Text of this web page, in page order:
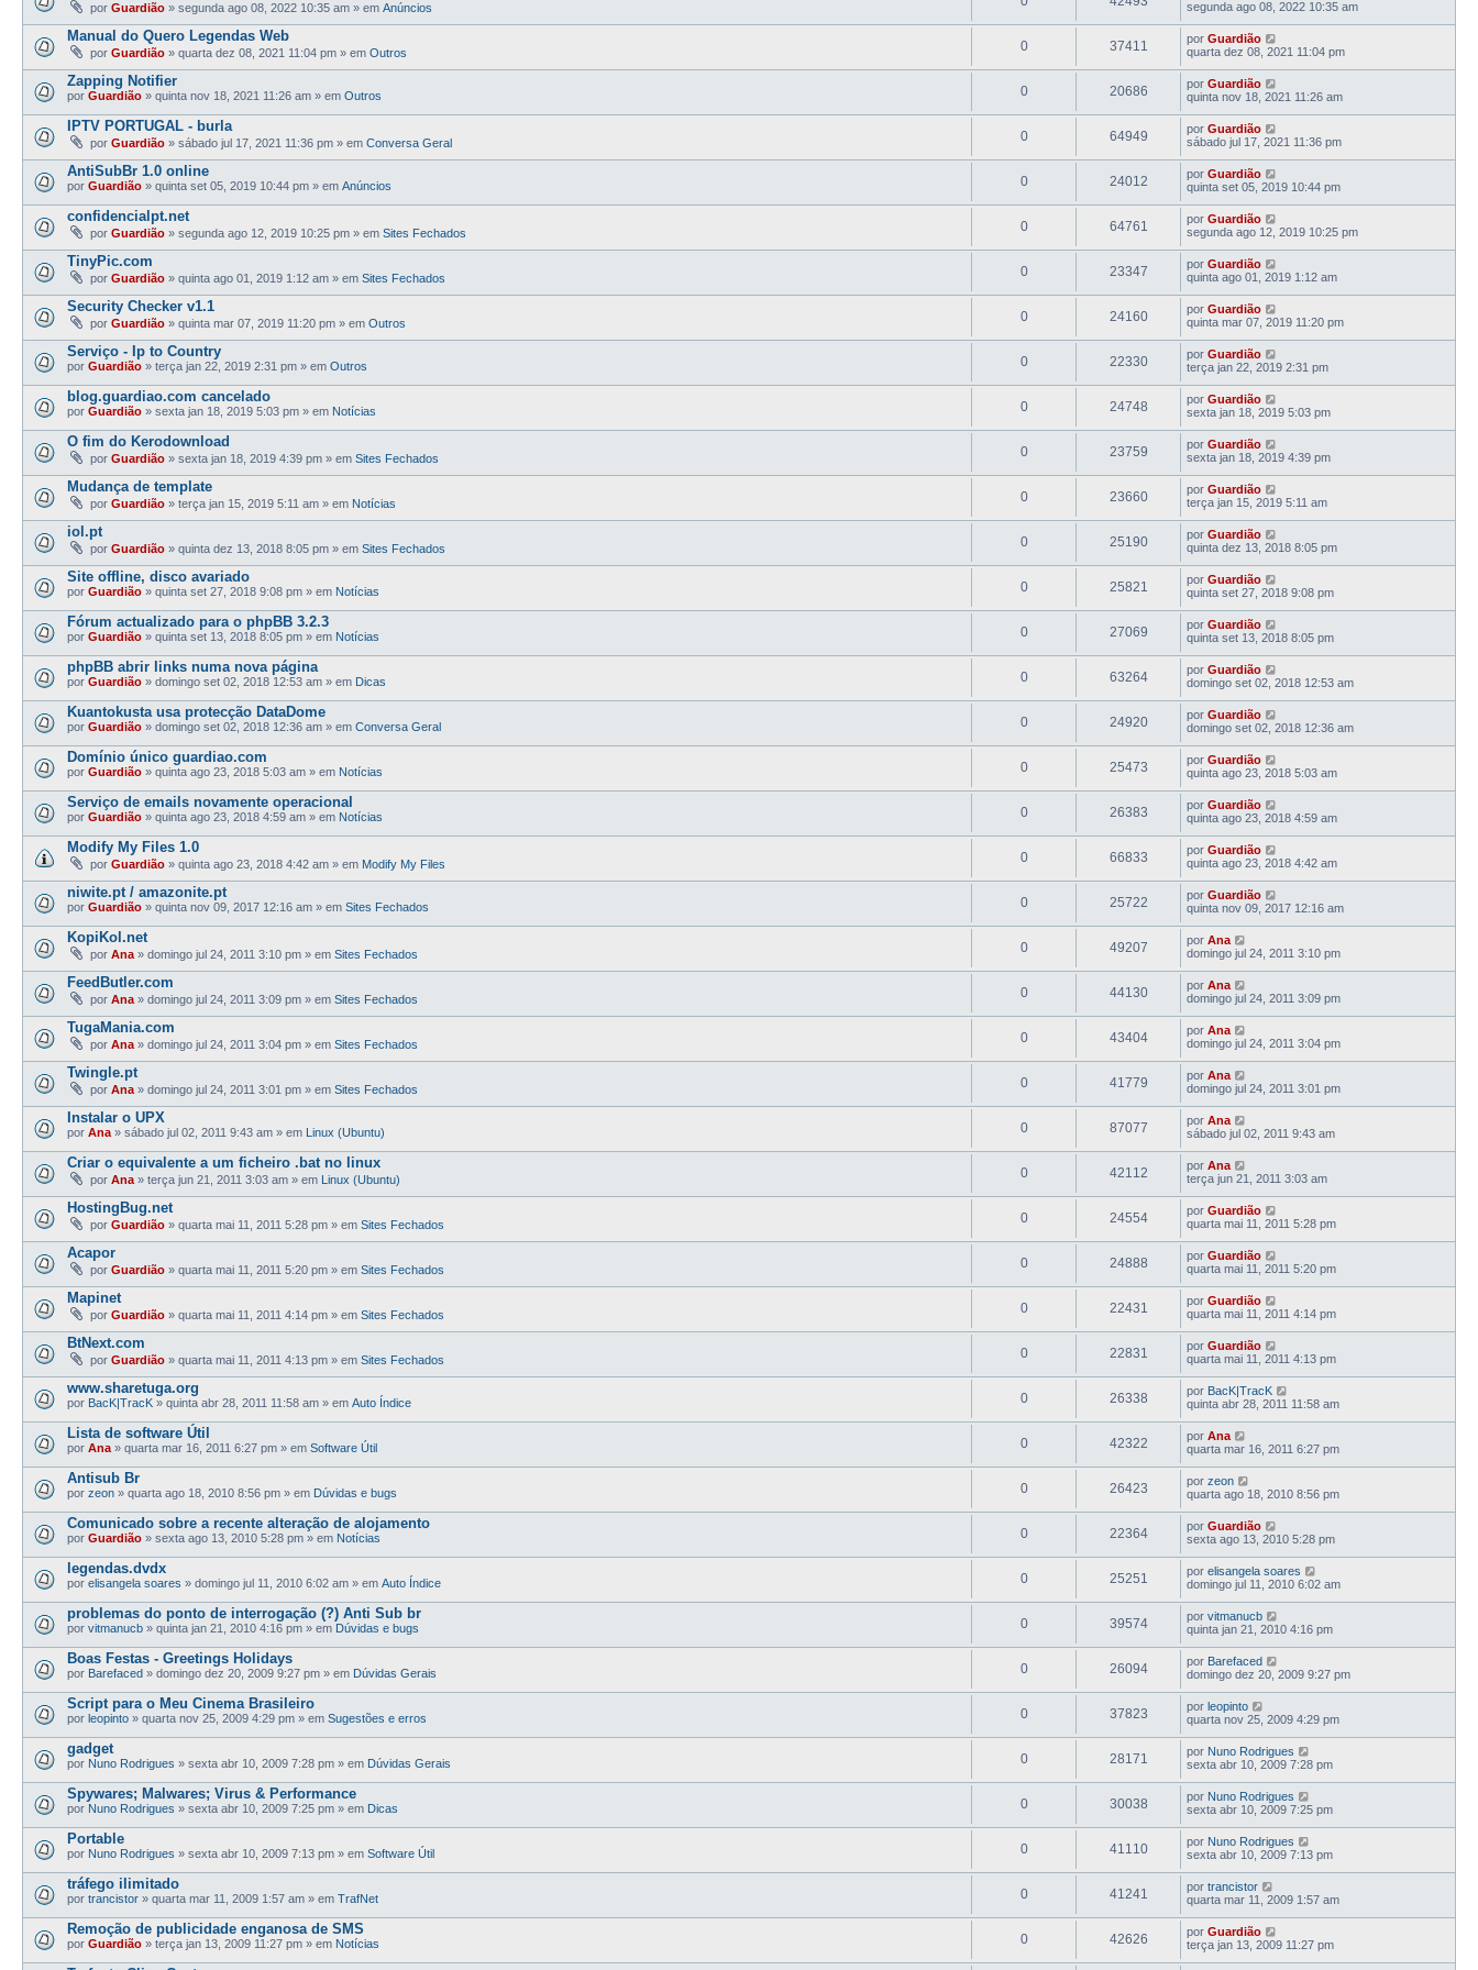
por Guardião » segunda ago 08, 2022 10:35 am » em Anúncios
segunda ago 08, 2022 10:35 am
Manual do Quero Legendas Web
por Guardião » quarta dez 08, 2021 11:04 pm » em Outros 0 37411 por Guardião
quarta dez 08, 2021 11:04 pm
Zapping Notifier
por Guardião » quinta nov 18, 2021 11:26 am » em Outros 0 20686 por Guardião
quinta nov 18, 2021 11:26 am
IPTV PORTUGAL - burla
por Guardião » sábado jul 17, 2021 11:36 pm » em Conversa Geral 0 64949 por Guardião
sábado jul 17, 2021 11:36 pm
AntiSubBr 1.0 online
por Guardião » quinta set 05, 2019 10:44 pm » em Anúncios 0 24012 por Guardião
quinta set 05, 2019 10:44 pm
confidencialpt.net
por Guardião » segunda ago 12, 2019 10:25 pm » em Sites Fechados 0 64761 por Guardião
segunda ago 12, 2019 10:25 pm
TinyPic.com
por Guardião » quinta ago 01, 2019 1:12 am » em Sites Fechados 0 23347 por Guardião
quinta ago 01, 2019 1:12 am
Security Checker v1.1
por Guardião » quinta mar 07, 2019 11:20 pm » em Outros 0 24160 por Guardião
quinta mar 07, 2019 11:20 pm
Serviço - Ip to Country
por Guardião » terça jan 22, 2019 2:31 pm » em Outros 0 22330 por Guardião
terça jan 22, 2019 2:31 pm
blog.guardiao.com cancelado
por Guardião » sexta jan 18, 2019 5:03 pm » em Notícias 0 24748 por Guardião
sexta jan 18, 2019 5:03 pm
O fim do Kerodownload
por Guardião » sexta jan 18, 2019 4:39 pm » em Sites Fechados 0 23759 por Guardião
sexta jan 18, 2019 4:39 pm
Mudança de template
por Guardião » terça jan 15, 2019 5:11 am » em Notícias 0 23660 por Guardião
terça jan 15, 2019 5:11 am
iol.pt
por Guardião » quinta dez 13, 2018 8:05 pm » em Sites Fechados 0 25190 por Guardião
quinta dez 13, 2018 8:05 pm
Site offline, disco avariado
por Guardião » quinta set 27, 2018 9:08 pm » em Notícias 0 25821 por Guardião
quinta set 27, 2018 9:08 pm
Fórum actualizado para o phpBB 3.2.3
por Guardião » quinta set 13, 2018 8:05 pm » em Notícias 0 27069 por Guardião
quinta set 13, 2018 8:05 pm
phpBB abrir links numa nova página
por Guardião » domingo set 02, 2018 12:53 am » em Dicas 0 63264 por Guardião
domingo set 02, 2018 12:53 am
Kuantokusta usa protecção DataDome
por Guardião » domingo set 02, 2018 12:36 am » em Conversa Geral 0 24920 por Guardião
domingo set 02, 2018 12:36 am
Domínio único guardiao.com
por Guardião » quinta ago 23, 2018 5:03 am » em Notícias 0 25473 por Guardião
quinta ago 23, 2018 5:03 am
Serviço de emails novamente operacional
por Guardião » quinta ago 23, 2018 4:59 am » em Notícias 0 26383 por Guardião
quinta ago 23, 2018 4:59 am
Modify My Files 1.0
por Guardião » quinta ago 23, 2018 4:42 am » em Modify My Files 0 66833 por Guardião
quinta ago 23, 2018 4:42 am
niwite.pt / amazonite.pt
por Guardião » quinta nov 09, 2017 12:16 am » em Sites Fechados 0 25722 por Guardião
quinta nov 09, 2017 12:16 am
KopiKol.net
por Ana » domingo jul 24, 2011 3:10 pm » em Sites Fechados 0 49207 por Ana
domingo jul 24, 2011 3:10 pm
FeedButler.com
por Ana » domingo jul 24, 2011 3:09 pm » em Sites Fechados 0 44130 por Ana
domingo jul 24, 2011 3:09 pm
TugaMania.com
por Ana » domingo jul 24, 2011 3:04 pm » em Sites Fechados 0 43404 por Ana
domingo jul 24, 2011 3:04 pm
Twingle.pt
por Ana » domingo jul 24, 2011 3:01 pm » em Sites Fechados 0 41779 por Ana
domingo jul 24, 2011 3:01 pm
Instalar o UPX
por Ana » sábado jul 02, 2011 9:43 am » em Linux (Ubuntu) 0 87077 por Ana
sábado jul 02, 2011 9:43 am
Criar o equivalente a um ficheiro .bat no linux
por Ana » terça jun 21, 2011 3:03 am » em Linux (Ubuntu) 0 42112 por Ana
terça jun 21, 2011 3:03 am
HostingBug.net
por Guardião » quarta mai 11, 2011 5:28 pm » em Sites Fechados 0 24554 por Guardião
quarta mai 11, 2011 5:28 pm
Acapor
por Guardião » quarta mai 11, 2011 5:20 pm » em Sites Fechados 0 24888 por Guardião
quarta mai 11, 2011 5:20 pm
Mapinet
por Guardião » quarta mai 11, 2011 4:14 pm » em Sites Fechados 0 22431 por Guardião
quarta mai 11, 2011 4:14 pm
BtNext.com
por Guardião » quarta mai 11, 2011 4:13 pm » em Sites Fechados 0 22831 por Guardião
quarta mai 11, 2011 4:13 pm
www.sharetuga.org
por BacK|TracK » quinta abr 28, 2011 11:58 am » em Auto Índice 0 26338 por BacK|TracK
quinta abr 28, 2011 11:58 am
Lista de software Útil
por Ana » quarta mar 16, 2011 6:27 pm » em Software Útil 0 42322 por Ana
quarta mar 16, 2011 6:27 pm
Antisub Br
por zeon » quarta ago 18, 2010 8:56 pm » em Dúvidas e bugs 0 26423 por zeon
quarta ago 18, 2010 8:56 pm
Comunicado sobre a recente alteração de alojamento
por Guardião » sexta ago 13, 2010 5:28 pm » em Notícias 0 22364 por Guardião
sexta ago 13, 2010 5:28 pm
legendas.dvdx
por elisangela soares » domingo jul 11, 2010 6:02 am » em Auto Índice 0 25251 por elisangela soares
domingo jul 11, 2010 6:02 am
problemas do ponto de interrogação (?) Anti Sub br
por vitmanucb » quinta jan 21, 2010 4:16 pm » em Dúvidas e bugs 0 39574 por vitmanucb
quinta jan 21, 2010 4:16 pm
Boas Festas - Greetings Holidays
por Barefaced » domingo dez 20, 2009 9:27 pm » em Dúvidas Gerais 0 26094 por Barefaced
domingo dez 20, 2009 9:27 pm
Script para o Meu Cinema Brasileiro
por leopinto » quarta nov 25, 2009 4:29 pm » em Sugestões e erros 0 37823 por leopinto
quarta nov 25, 2009 4:29 pm
gadget
por Nuno Rodrigues » sexta abr 10, 2009 7:28 pm » em Dúvidas Gerais 0 28171 por Nuno Rodrigues
sexta abr 10, 2009 7:28 pm
Spywares; Malwares; Virus & Performance
por Nuno Rodrigues » sexta abr 10, 2009 7:25 pm » em Dicas 0 30038 por Nuno Rodrigues
sexta abr 10, 2009 7:25 pm
Portable
por Nuno Rodrigues » sexta abr 10, 2009 7:13 pm » em Software Útil 0 41110 por Nuno Rodrigues
sexta abr 10, 2009 7:13 pm
tráfego ilimitado
por trancistor » quarta mar 11, 2009 1:57 am » em TrafNet 0 41241 por trancistor
quarta mar 11, 2009 1:57 am
Remoção de publicidade enganosa de SMS
por Guardião » terça jan 13, 2009 11:27 pm » em Notícias 0 42626 por Guardião
terça jan 13, 2009 11:27 pm